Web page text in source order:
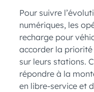
Pour suivre
numériques, les
recharge pour
accorder la priorité
sur leurs stations.
répondre à la
en libre-service et